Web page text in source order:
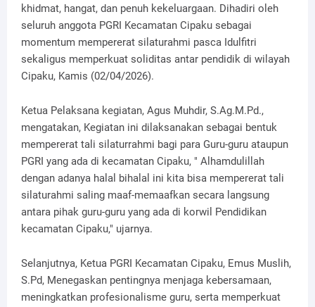
khidmat, hangat, dan penuh kekeluargaan. Dihadiri oleh
seluruh anggota PGRI Kecamatan Cipaku sebagai
momentum mempererat silaturahmi pasca Idulfitri
sekaligus memperkuat soliditas antar pendidik di wilayah
Cipaku, Kamis (02/04/2026).
Ketua Pelaksana kegiatan, Agus Muhdir, S.Ag.M.Pd.,
mengatakan, Kegiatan ini dilaksanakan sebagai bentuk
mempererat tali silaturrahmi bagi para Guru-guru ataupun
PGRI yang ada di kecamatan Cipaku, " Alhamdulillah
dengan adanya halal bihalal ini kita bisa mempererat tali
silaturahmi saling maaf-memaafkan secara langsung
antara pihak guru-guru yang ada di korwil Pendidikan
kecamatan Cipaku," ujarnya.
Selanjutnya, Ketua PGRI Kecamatan Cipaku, Emus Muslih,
S.Pd, Menegaskan pentingnya menjaga kebersamaan,
meningkatkan profesionalisme guru, serta memperkuat